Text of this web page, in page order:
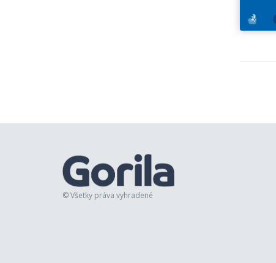
© Všetky práva vyhradené